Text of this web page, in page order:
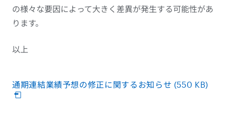
の様々な要因によって大きく差異が発生する可能性があ
ります。
以上
通期連結業績予想の修正に関するお知らせ (550 KB)